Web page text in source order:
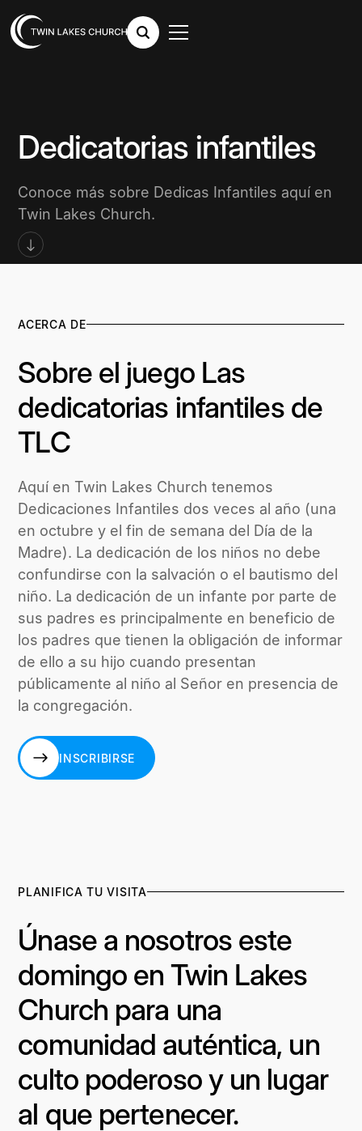
Dedicatorias infantiles
Conoce más sobre Dedicas Infantiles aquí en
Twin Lakes Church.
ACERCA DE
Sobre el juego Las
dedicatorias infantiles de
TLC
Aquí en Twin Lakes Church tenemos
Dedicaciones Infantiles dos veces al año (una
en octubre y el fin de semana del Día de la
Madre). La dedicación de los niños no debe
confundirse con la salvación o el bautismo del
niño. La dedicación de un infante por parte de
sus padres es principalmente en beneficio de
los padres que tienen la obligación de informar
de ello a su hijo cuando presentan
públicamente al niño al Señor en presencia de
la congregación.
INSCRIBIRSE
PLANIFICA TU VISITA
Únase a nosotros este
domingo en Twin Lakes
Church para una
comunidad auténtica, un
culto poderoso y un lugar
al que pertenecer.